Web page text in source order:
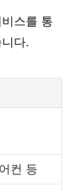
스를 통
다.
컨 등